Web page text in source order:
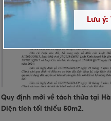
Quy định mới về tách thửa tại Hà
Diện tích tối thiểu 50m2.
Lưu